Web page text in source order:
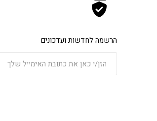
הרשמה לחדשות ועדכונים